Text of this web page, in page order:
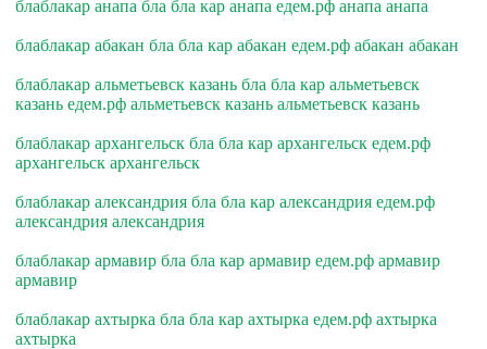
блаблакар анапа бла бла кар анапа едем.рф анапа анапа
блаблакар абакан бла бла кар абакан едем.рф абакан абакан
блаблакар альметьевск казань бла бла кар альметьевск
казань едем.рф альметьевск казань альметьевск казань
блаблакар архангельск бла бла кар архангельск едем.рф
архангельск архангельск
блаблакар александрия бла бла кар александрия едем.рф
александрия александрия
блаблакар армавир бла бла кар армавир едем.рф армавир
армавир
блаблакар ахтырка бла бла кар ахтырка едем.рф ахтырка
ахтырка